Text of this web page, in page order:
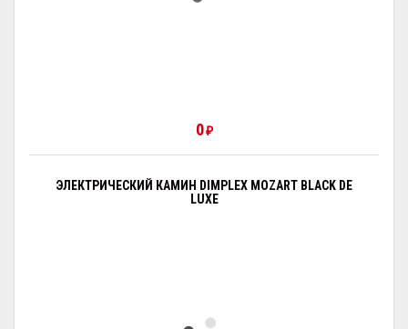
0₽
ЭЛЕКТРИЧЕСКИЙ КАМИН DIMPLEX MOZART BLACK DE
LUXE